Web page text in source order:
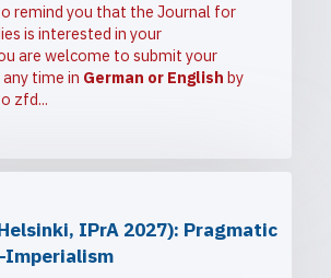
remind you that the Journal for
is interested in your
are welcome to submit your
time in German or English by
zfd...
IPrA 2027): Pragmatic
Imperialism